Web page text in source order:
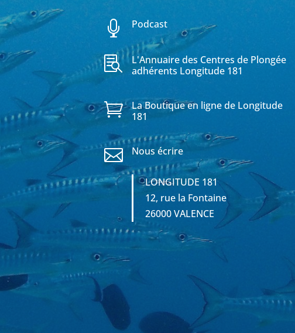
 Podcast

L'Annuaire des Centres de Plongée
adhérents Longitude 181

La Boutique en ligne de Longitude
181
 Nous écrire
LONGITUDE 181
12, rue la Fontaine
26000 VALENCE